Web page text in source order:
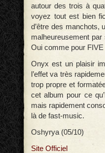
autour des trois à
voyez tout est bien
d’être des manchots,
malheureusement
Oui comme pour
Onyx est un plaisir
l’effet va très
trop propre et
cet album pour ce
mais rapidement
là de fast-music.
Oshyrya (05/10)
Site Officiel